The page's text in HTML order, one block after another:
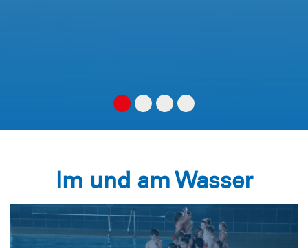
Im und am Wasser